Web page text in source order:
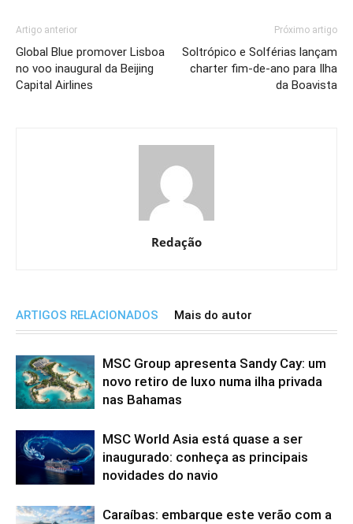
Artigo anterior
Global Blue promover Lisboa
no voo inaugural da Beijing
Capital Airlines
Próximo artigo
Soltrópico e Solférias lançam
charter fim-de-ano para Ilha
da Boavista
Redação
ARTIGOS RELACIONADOS Mais do autor
MSC Group apresenta Sandy Cay: um
novo retiro de luxo numa ilha privada
nas Bahamas
MSC World Asia está quase a ser
inaugurado: conheça as principais
novidades do navio
Caraíbas: embarque este verão com a